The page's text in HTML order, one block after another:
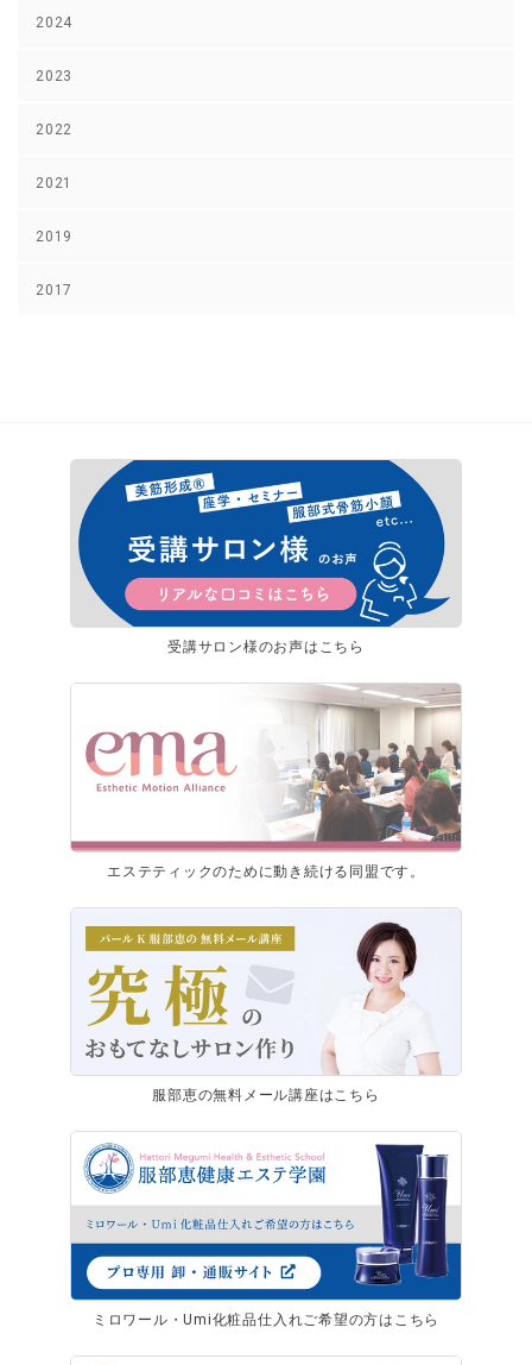
2024
2023
2022
2021
2019
2017
受講サロン様のお声はこちら
エステティックのために動き続ける同盟です。
服部恵の無料メール講座はこちら
ミロワール・Umi化粧品仕入れご希望の方はこちら